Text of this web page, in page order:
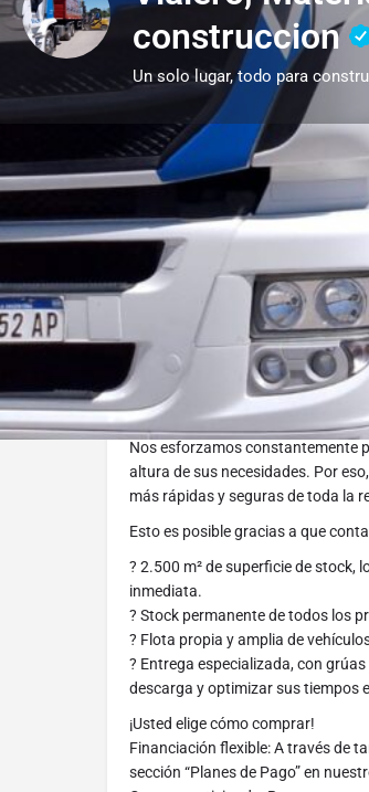
construccion
Un solo lugar, todo para
Descripción
En Vialero trabajamos cada día
acompañar su obra con eficiencia,
Nos esforzamos constantemente
altura de sus necesidades. Por
más rápidas y seguras de toda la
Esto es posible gracias a que
? 2.500 m² de superficie de stock,
inmediata.
? Stock permanente de todos los
? Flota propia y amplia de
? Entrega especializada, con
descarga y optimizar sus tiempos
¡Usted elige cómo comprar!
Financiación flexible: A través de
sección “Planes de Pago” en